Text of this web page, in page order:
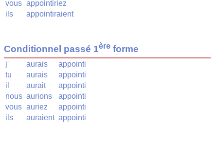
vous appointiriez
ils
appointiraient
Conditionnel passé 1ère forme
j' aurais
appointi
tu
aurais
appointi
il
aurait
appointi
nous aurions
appointi
vous auriez
appointi
ils
auraient appointi